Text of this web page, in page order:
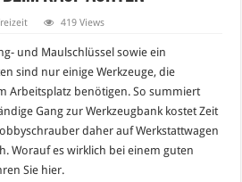
419 Views
und Maulschlüssel sowie ein
sind nur einige Werkzeuge, die
Arbeitsplatz benötigen. So summiert
Gang zur Werkzeugbank kostet Zeit
daher auf Werkstattwagen
Worauf es wirklich bei einem guten
Sie hier.